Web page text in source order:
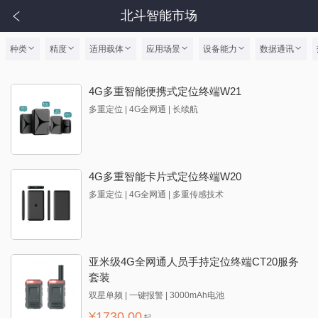
北斗智能市场
种类 精度 适用载体 应用场景 设备能力 数据通讯
4G多重智能便携式定位终端W21
多重定位 | 4G全网通 | 长续航
4G多重智能卡片式定位终端W20
多重定位 | 4G全网通 | 多重传感技术
亚米级4G全网通人员手持定位终端CT20服务
套装
双星单频 | 一键报警 | 3000mAh电池